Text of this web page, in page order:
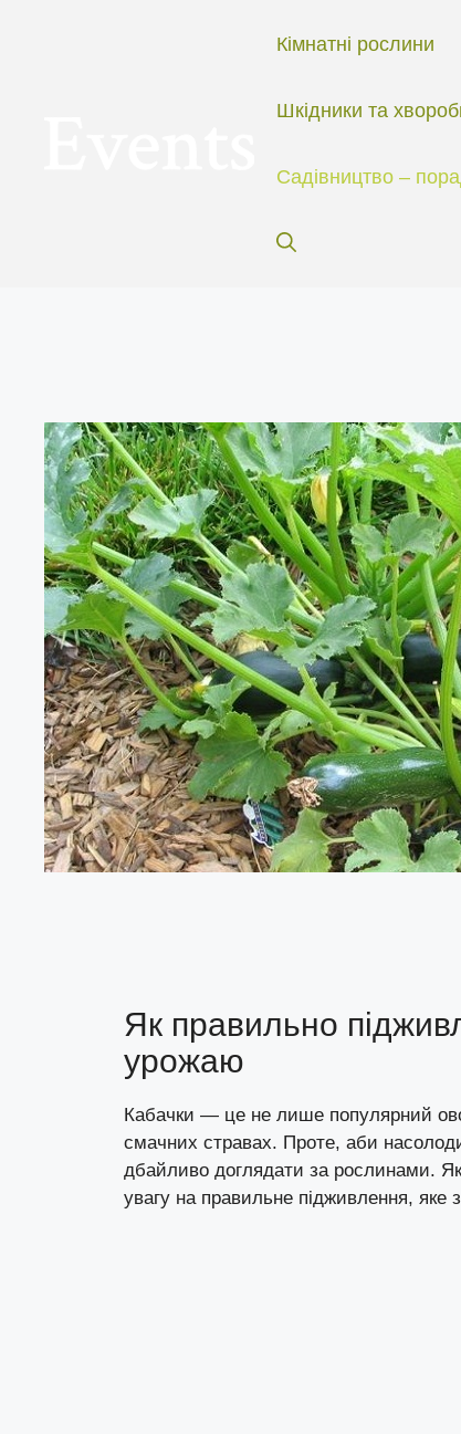
Кімнатні рослини
Шкідники та
Садівництво –
Як правильно
урожаю
Кабачки — це не лише популярний
смачних стравах. Проте, аби
дбайливо доглядати за рослинами.
увагу на правильне підживлення, яке